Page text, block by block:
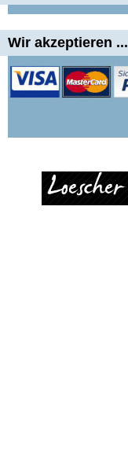
Wir akzeptieren ...